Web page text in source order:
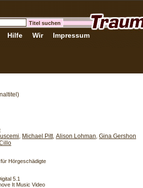
Hilfe Wir Impressum
Michael Pitt, Alison Lohman Gina Gershon
Hörgeschädigte
5.1
It Music Video